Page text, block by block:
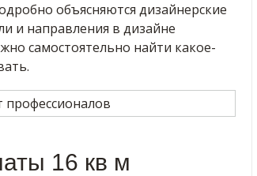
объясняются дизайнерские
и направления в дизайне
самостоятельно найти какое-
16 кв м